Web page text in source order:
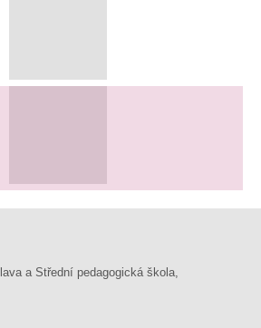
a Střední pedagogická škola,